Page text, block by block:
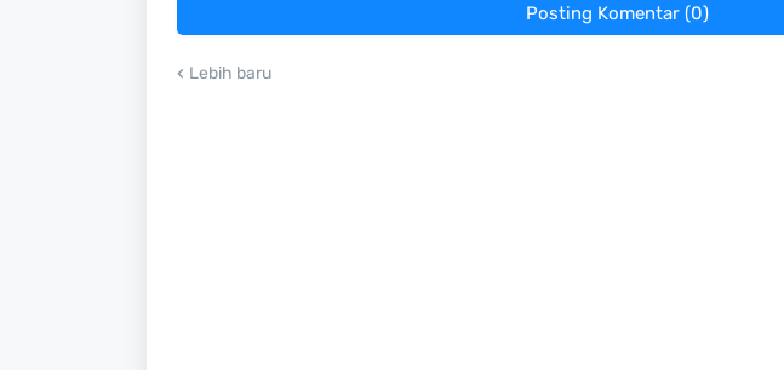
Posting Komentar (0)
Lebih baru